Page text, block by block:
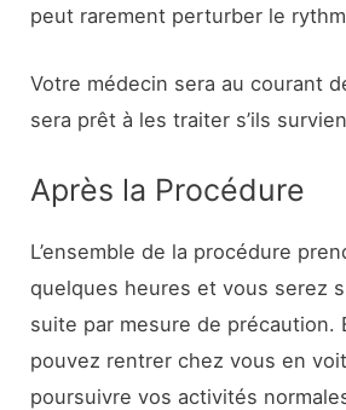
peut rarement perturber le
Votre médecin sera au courant
sera prêt à les traiter s’ils
Après la Procédure
L’ensemble de la procédure
quelques heures et vous serez
suite par mesure de précaution.
pouvez rentrer chez vous en
poursuivre vos activités